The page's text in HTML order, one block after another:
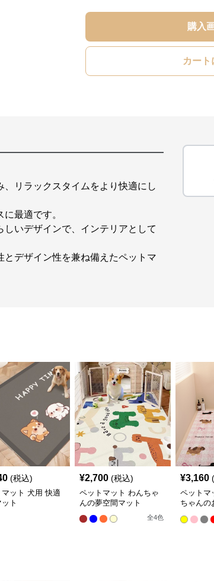
購入
カート
リラックスタイムをより快適にし
最適です。
いデザインで、インテリアとして
デザイン性を兼ね備えたペットマ
(税込)
ット 犬用 快適
ト
¥2,700 (税込)
ペットマット わんちゃ
んの夢空間マット
全4色
¥3,160
ペットマ
ちゃんの